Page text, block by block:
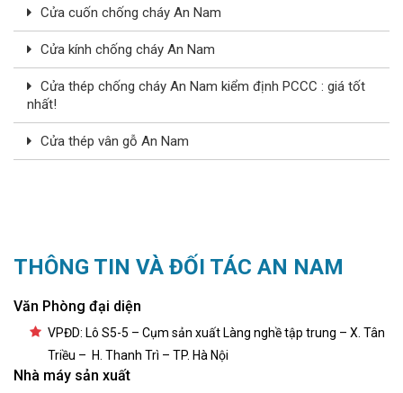
Cửa cuốn chống cháy An Nam
Cửa kính chống cháy An Nam
Cửa thép chống cháy An Nam kiểm định PCCC : giá tốt
nhất!
Cửa thép vân gỗ An Nam
THÔNG TIN VÀ ĐỐI TÁC AN NAM
Văn Phòng đại diện
VPĐD: Lô S5-5 – Cụm sản xuất Làng nghề tập trung – X. Tân
Triều – H. Thanh Trì – TP. Hà Nội
Nhà máy sản xuất